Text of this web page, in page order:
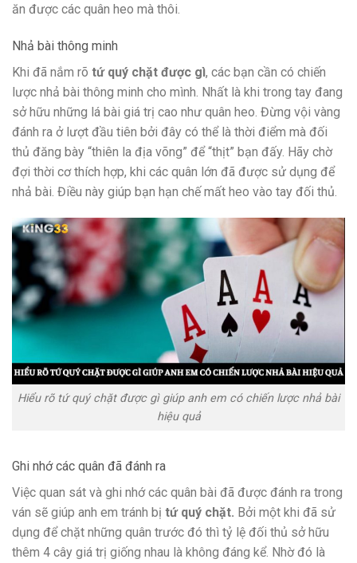
ăn được các quân heo mà thôi.
Nhả bài thông minh
Khi đã nắm rõ tứ quý chặt được gì, các bạn cần có chiến
lược nhả bài thông minh cho mình. Nhất là khi trong tay đang
sở hữu những lá bài giá trị cao như quân heo. Đừng vội vàng
đánh ra ở lượt đầu tiên bởi đây có thể là thời điểm mà đối
thủ đăng bày “thiên la địa võng” để “thịt” bạn đấy. Hãy chờ
đợi thời cơ thích hợp, khi các quân lớn đã được sử dụng để
nhả bài. Điều này giúp bạn hạn chế mất heo vào tay đối thủ.
Hiểu rõ tứ quý chặt được gì giúp anh em có chiến lược nhả bài
hiệu quả
Ghi nhớ các quân đã đánh ra
Việc quan sát và ghi nhớ các quân bài đã được đánh ra trong
ván sẽ giúp anh em tránh bị tứ quý chặt. Bởi một khi đã sử
dụng để chặt những quân trước đó thì tỷ lệ đối thủ sở hữu
thêm 4 cây giá trị giống nhau là không đáng kể. Nhờ đó là